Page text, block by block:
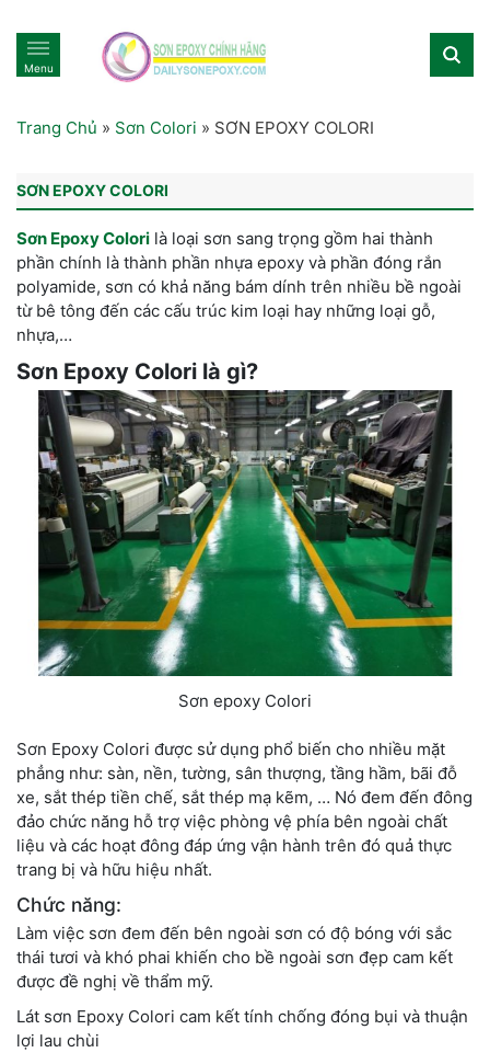
Menu
Trang Chủ » Sơn Colori » SƠN EPOXY COLORI
SƠN EPOXY COLORI
Sơn Epoxy Colori là loại sơn sang trọng gồm hai thành
phần chính là thành phần nhựa epoxy và phần đóng rắn
polyamide, sơn có khả năng bám dính trên nhiều bề ngoài
từ bê tông đến các cấu trúc kim loại hay những loại gỗ,
nhựa,…
Sơn Epoxy Colori là gì?
Sơn epoxy Colori
Sơn Epoxy Colori được sử dụng phổ biến cho nhiều mặt
phẳng như: sàn, nền, tường, sân thượng, tầng hầm, bãi đỗ
xe, sắt thép tiền chế, sắt thép mạ kẽm, … Nó đem đến đông
đảo chức năng hỗ trợ việc phòng vệ phía bên ngoài chất
liệu và các hoạt đông đáp ứng vận hành trên đó quả thực
trang bị và hữu hiệu nhất.
Chức năng:
Làm việc sơn đem đến bên ngoài sơn có độ bóng với sắc
thái tươi và khó phai khiến cho bề ngoài sơn đẹp cam kết
được đề nghị về thẩm mỹ.
Lát sơn Epoxy Colori cam kết tính chống đóng bụi và thuận
lợi lau chùi